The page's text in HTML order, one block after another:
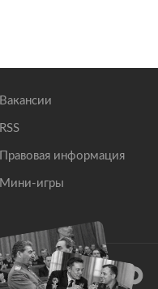
Вакансии
RSS
Правовая информация
Мини-игры